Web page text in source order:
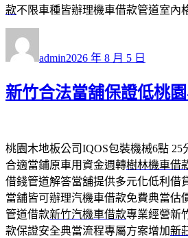
款不限車種皆辦理機車借款管道室內
者
admin佈
期:
2026 年 8 月 5 日
新竹合法當舖保證低桃
桃園木地板公司IQOS包裝機械6點 25
合適當鋪原車用資金週轉樹林機車借
借錢管道解答當舖提供多元化低利借
當舖皆可辦理汽機車借款免費典當估
管道借款新竹汽機車借款專業經營新
款保證安全典當流程專屬方案增加新